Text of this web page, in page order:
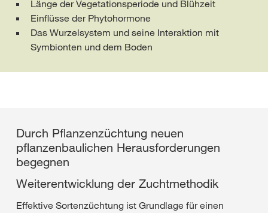
Länge der Vegetationsperiode und Blühzeit
Einflüsse der Phytohormone
Das Wurzelsystem und seine Interaktion mit
Symbionten und dem Boden
Durch Pflanzenzüchtung neuen
pflanzenbaulichen Herausforderungen
begegnen
Weiterentwicklung der Zuchtmethodik
Effektive Sortenzüchtung ist Grundlage für einen